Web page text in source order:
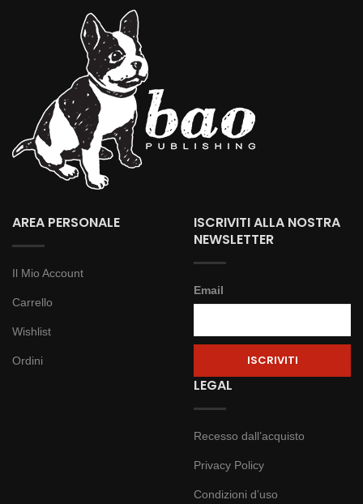
AREA PERSONALE
Il Mio Account
Carrello
Wishlist
Ordini
ISCRIVITI ALLA NOSTRA
NEWSLETTER
Email
LEGAL
Recesso dall’acquisto
Privacy Policy
Condizioni d’uso